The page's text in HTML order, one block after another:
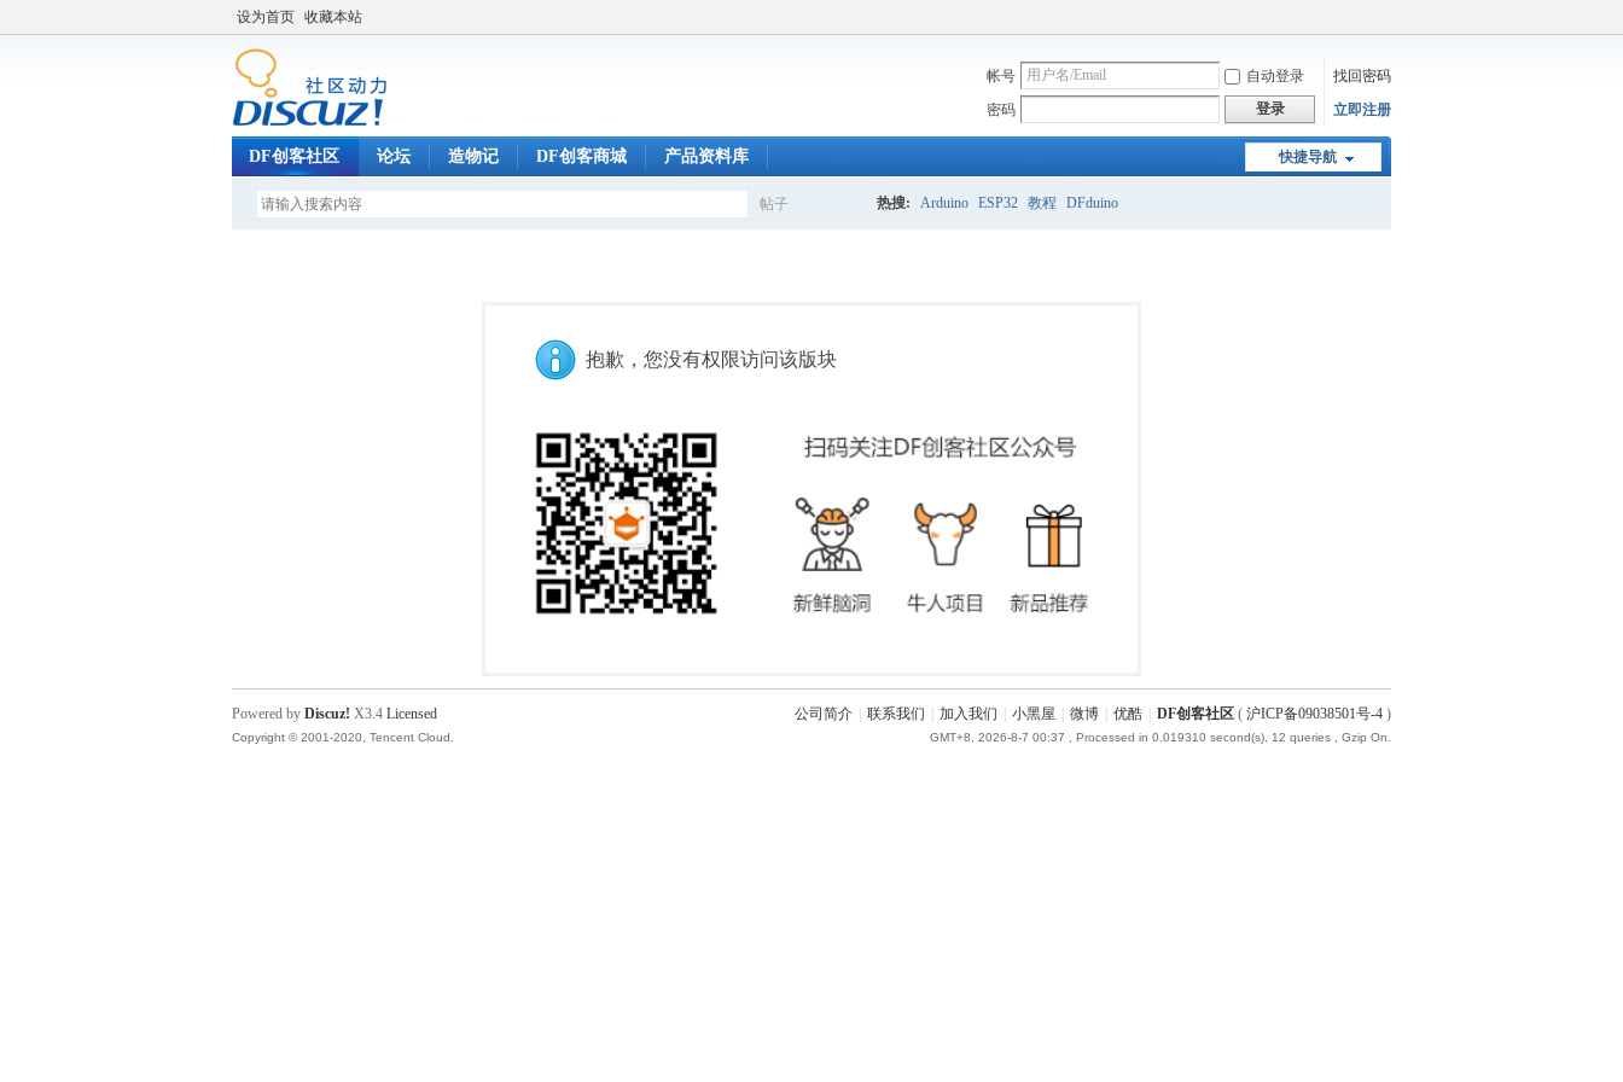
设为首页 收藏本站
帐号 自动登录
找回密码
密码
登录 立即注册
快捷导航
DF创客社区 论坛 造物记 DF创客商城 产品资料库
帖子 热搜: Arduino ESP32 教程 DFduino
抱歉，您没有权限访问该版块
公司简介 联系我们 加入我们 小黑屋 微博 优酷 DF创客社区 ( 沪ICP备09038501号-4 )
GMT+8, 2026-8-7 00:37 , Processed in 0.019310 second(s), 12 queries , Gzip On.
Powered by Discuz! X3.4 Licensed
Copyright © 2001-2020, Tencent Cloud.